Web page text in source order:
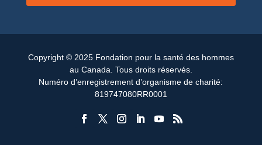
Copyright © 2025 Fondation pour la santé des hommes
au Canada. Tous droits réservés.
Numéro d’enregistrement d’organisme de charité:
819747080RR0001